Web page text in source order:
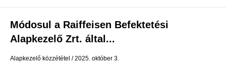
Módosul a Raiffeisen Befektetési
Alapkezelő Zrt. által...
Alapkezelő közzététel 2025. október 3.